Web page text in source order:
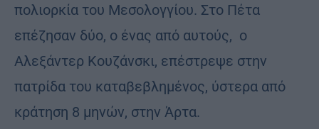
πολιορκία του Μεσολογγίου. Στο Πέτα
επέζησαν δύο, ο ένας από αυτούς, ο
Αλεξάντερ Κουζάνσκι, επέστρεψε στην
πατρίδα του καταβεβλημένος, ύστερα από
κράτηση 8 μηνών, στην Άρτα.